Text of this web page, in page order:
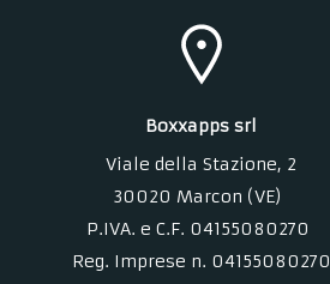
Boxxapps srl
Viale della Stazione, 2
30020 Marcon (VE)
P.IVA. e C.F. 04155080270
Reg. Imprese n. 04155080270